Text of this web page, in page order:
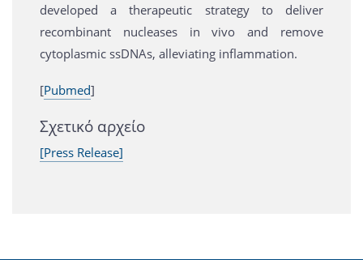
developed a therapeutic strategy to deliver
recombinant nucleases in vivo and remove
cytoplasmic ssDNAs, alleviating inflammation.
[Pubmed]
Σχετικό αρχείο
[Press Release]